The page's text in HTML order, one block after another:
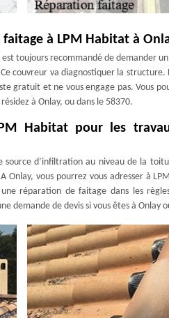
à LPM Habitat à
toujours recommandé de demander
couvreur va diagnostiquer la structure.
gratuit et ne vous engage pas. Vous
à Onlay, ou dans le 58370.
Habitat pour les
d’infiltration au niveau de la
vous pourrez vous adresser à
réparation de faitage dans les
demande de devis si vous êtes à Onlay